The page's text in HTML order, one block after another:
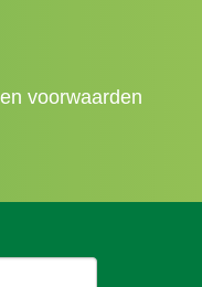
voorwaarden